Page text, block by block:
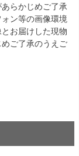
らかじめご了承
ン等の画像環境
お届けした現物
ご了承のうえご